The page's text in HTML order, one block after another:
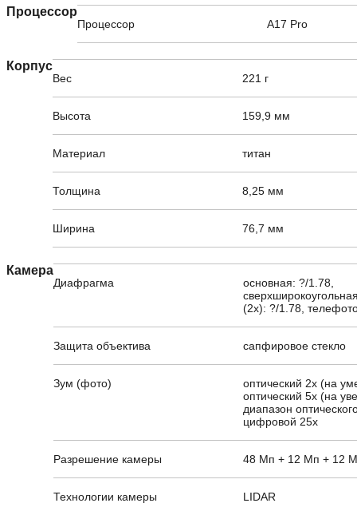
Процессор
Процессор A17 Pro
Корпус
Вес 221 г
Высота 159,9 мм
Материал титан
Толщина 8,25 мм
Ширина 76,7 мм
Камера
Диафрагма
основная: ?/1.78,
(2x): ?/1.78,
Защита объектива сапфировое стекло
Зум (фото)
оптический 2x (на
оптический 5x (на
диапазон
цифровой 25x
Разрешение камеры 48 Мп + 12 Мп + 12
Технологии камеры LIDAR